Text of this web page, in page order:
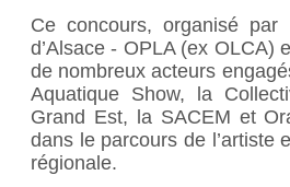
Ce concours, organisé par
d’Alsace - OPLA (ex OLCA)
de nombreux acteurs
Aquatique Show, la
Grand Est, la SACEM et
dans le parcours de l’artiste
régionale.